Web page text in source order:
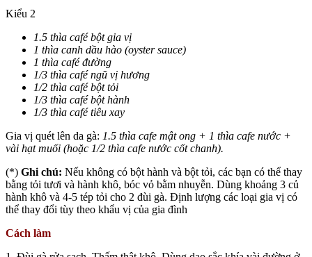
Kiểu 2
1.5 thìa café bột gia vị
1 thìa canh dầu hào (oyster sauce)
1 thìa café đường
1/3 thìa café ngũ vị hương
1/2 thìa café bột tỏi
1/3 thìa café bột hành
1/3 thìa café tiêu xay
Gia vị quét lên da gà: 1.5 thìa cafe mật ong + 1 thìa cafe nước +
vài hạt muối (hoặc 1/2 thìa cafe nước cốt chanh).
(*) Ghi chú: Nếu không có bột hành và bột tỏi, các bạn có thể thay
bằng tỏi tươi và hành khô, bóc vỏ bằm nhuyễn. Dùng khoảng 3 củ
hành khô và 4-5 tép tỏi cho 2 đùi gà. Định lượng các loại gia vị có
thể thay đổi tùy theo khẩu vị của gia đình
Cách làm